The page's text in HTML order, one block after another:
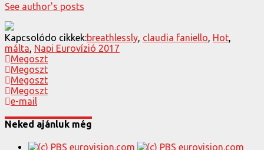
See author's posts
Kapcsolódo cikkek:breathlessly claudia faniello Hot
málta Napi Eurovízió 2017
Megoszt
Megoszt
Megoszt
Megoszt
e-mail
Neked ajánluk még